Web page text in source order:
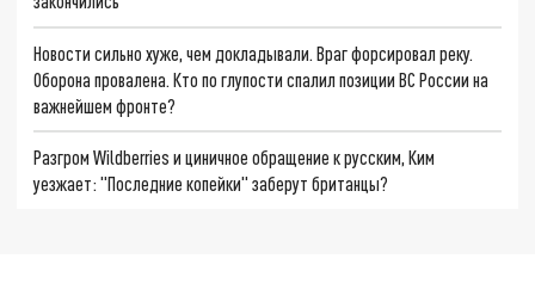
Новости сильно хуже, чем докладывали. Враг форсировал реку.
Оборона провалена. Кто по глупости спалил позиции ВС России на
важнейшем фронте?
Разгром Wildberries и циничное обращение к русским, Ким
уезжает: "Последние копейки" заберут британцы?